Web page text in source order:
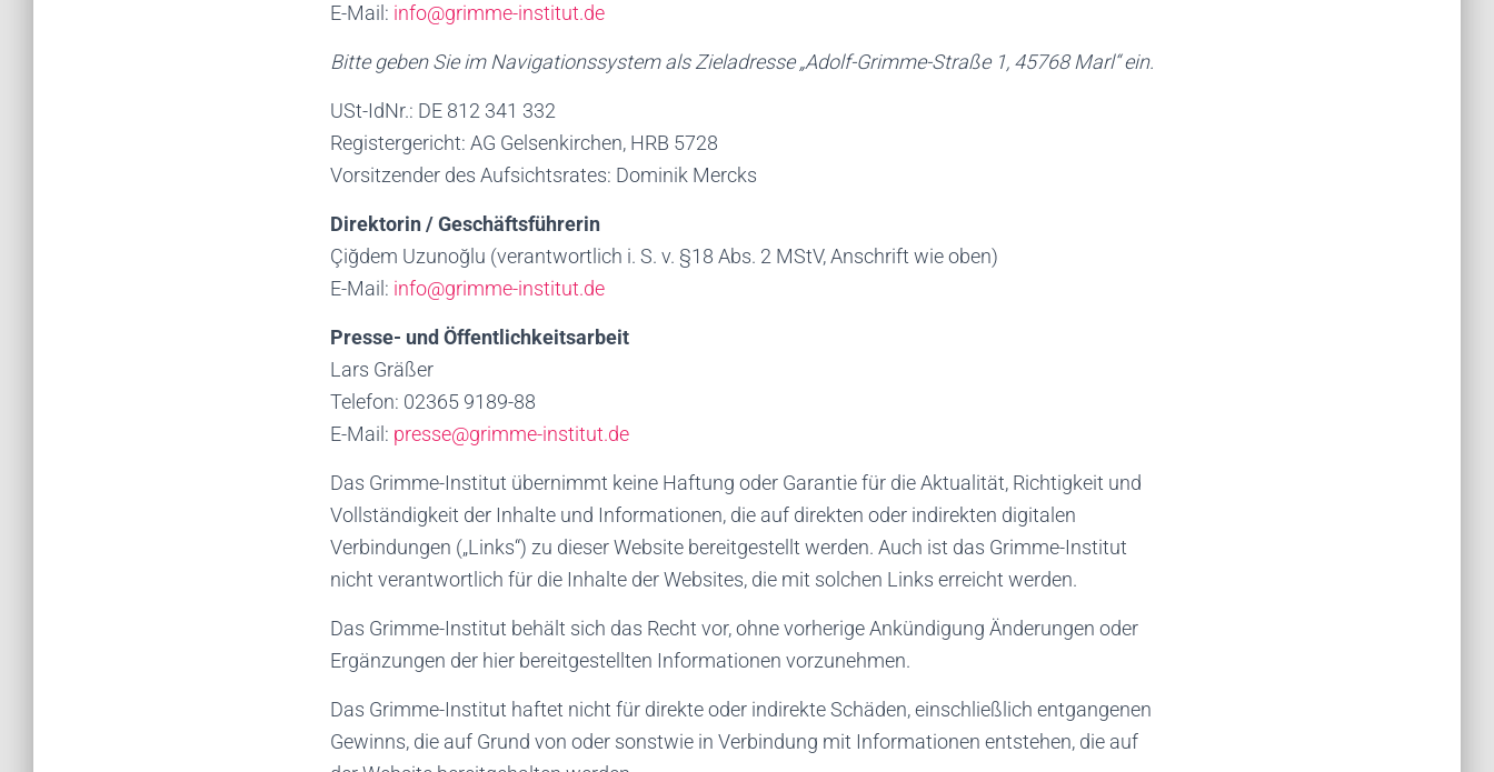
E-Mail: info@grimme-institut.de
Bitte geben Sie im Navigationssystem als Zieladresse „Adolf-Grimme-Straße 1, 45768 Marl“ ein.
USt-IdNr.: DE 812 341 332
Registergericht: AG Gelsenkirchen, HRB 5728
Vorsitzender des Aufsichtsrates: Dominik Mercks
Direktorin / Geschäftsführerin
Çiğdem Uzunoğlu (verantwortlich i. S. v. §18 Abs. 2 MStV, Anschrift wie oben)
E-Mail: info@grimme-institut.de
Presse- und Öffentlichkeitsarbeit
Lars Gräßer
Telefon: 02365 9189-88
E-Mail: presse@grimme-institut.de
Das Grimme-Institut übernimmt keine Haftung oder Garantie für die Aktualität, Richtigkeit und
Vollständigkeit der Inhalte und Informationen, die auf direkten oder indirekten digitalen
Verbindungen („Links“) zu dieser Website bereitgestellt werden. Auch ist das Grimme-Institut
nicht verantwortlich für die Inhalte der Websites, die mit solchen Links erreicht werden.
Das Grimme-Institut behält sich das Recht vor, ohne vorherige Ankündigung Änderungen oder
Ergänzungen der hier bereitgestellten Informationen vorzunehmen.
Das Grimme-Institut haftet nicht für direkte oder indirekte Schäden, einschließlich entgangenen
Gewinns, die auf Grund von oder sonstwie in Verbindung mit Informationen entstehen, die auf